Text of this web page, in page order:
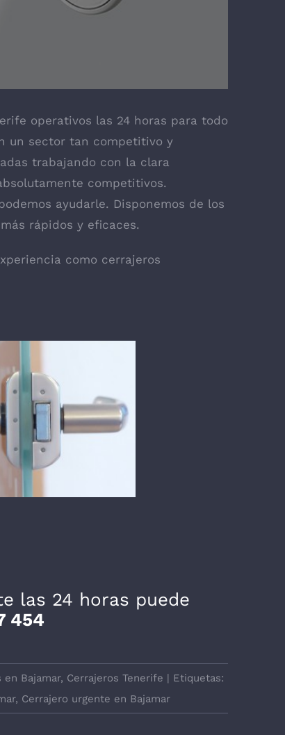
operativos las 24 horas para todo
un sector tan competitivo y
trabajando con la clara
competitivos.
ayudarle. Disponemos de los
rápidos y eficaces.
como cerrajeros
las 24 horas puede
454
en Bajamar, Cerrajeros Tenerife | Etiquetas:
, Cerrajero urgente en Bajamar